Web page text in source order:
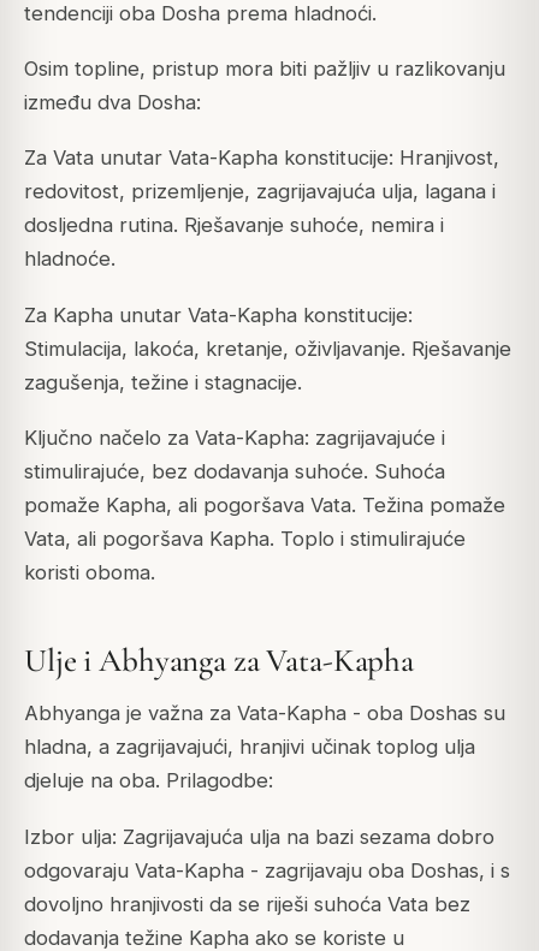
tendenciji oba Dosha prema hladnoći.
Osim topline, pristup mora biti pažljiv u razlikovanju
između dva Dosha:
Za Vata unutar Vata-Kapha konstitucije: Hranjivost,
redovitost, prizemljenje, zagrijavajuća ulja, lagana i
dosljedna rutina. Rješavanje suhoće, nemira i
hladnoće.
Za Kapha unutar Vata-Kapha konstitucije:
Stimulacija, lakoća, kretanje, oživljavanje. Rješavanje
zagušenja, težine i stagnacije.
Ključno načelo za Vata-Kapha: zagrijavajuće i
stimulirajuće, bez dodavanja suhoće. Suhoća
pomaže Kapha, ali pogoršava Vata. Težina pomaže
Vata, ali pogoršava Kapha. Toplo i stimulirajuće
koristi oboma.
Ulje i Abhyanga za Vata-Kapha
Abhyanga je važna za Vata-Kapha - oba Doshas su
hladna, a zagrijavajući, hranjivi učinak toplog ulja
djeluje na oba. Prilagodbe:
Izbor ulja: Zagrijavajuća ulja na bazi sezama dobro
odgovaraju Vata-Kapha - zagrijavaju oba Doshas, i s
dovoljno hranjivosti da se riješi suhoća Vata bez
dodavanja težine Kapha ako se koriste u